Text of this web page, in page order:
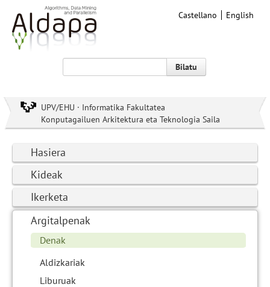
Castellano English
Bilatu
UPV/EHU · Informatika Fakultatea
Konputagailuen Arkitektura eta Teknologia Saila
Hasiera
Kideak
Ikerketa
Argitalpenak
Denak
Aldizkariak
Liburuak